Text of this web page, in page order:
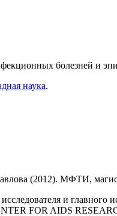
болезней и
наука.
(2012). МФТИ,
исследователя и
FOR AIDS